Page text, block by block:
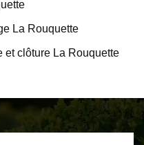
La Rouquette
et clôture La Rouquette